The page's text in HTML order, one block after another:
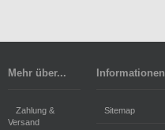
Mehr über...
Zahlung &
Versand
Informationen
Sitemap